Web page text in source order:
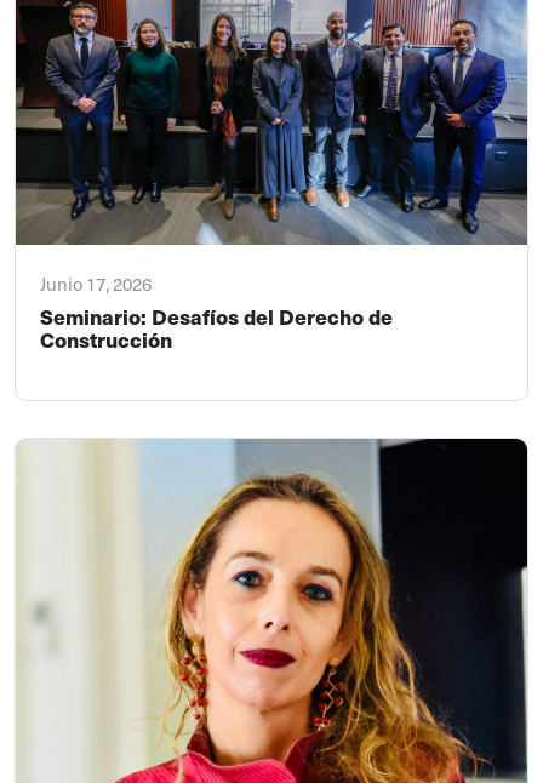
Junio 17, 2026
Seminario: Desafíos del Derecho de
Construcción